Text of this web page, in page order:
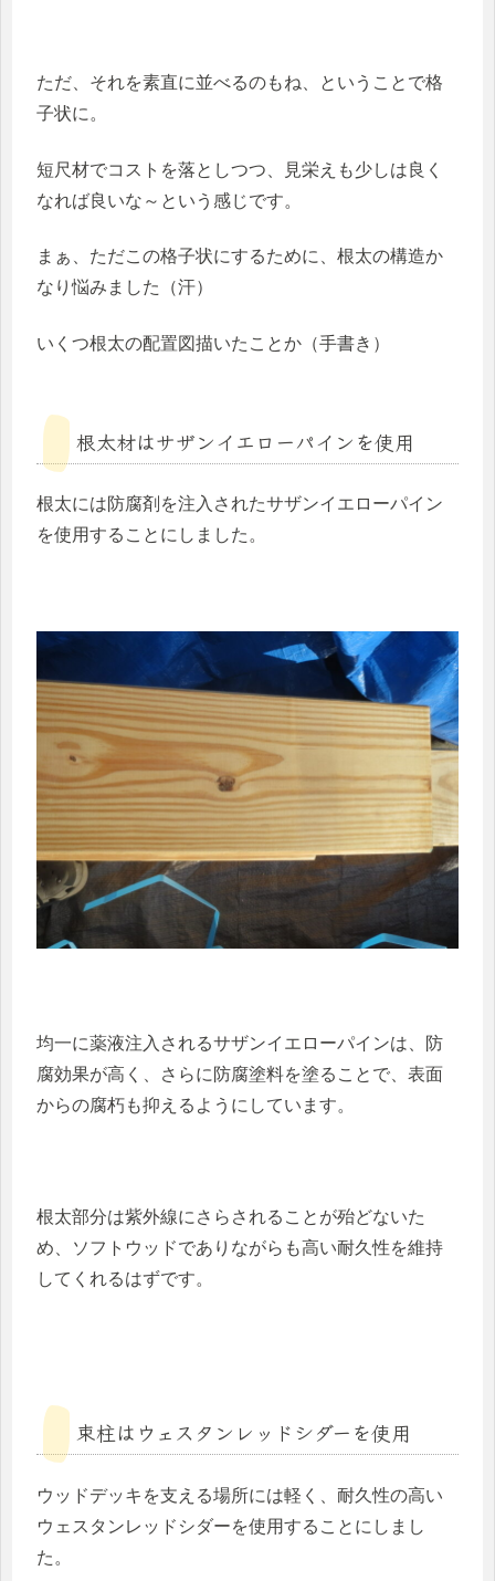
ただ、それを素直に並べるのもね、ということで格
子状に。
短尺材でコストを落としつつ、見栄えも少しは良く
なれば良いな～という感じです。
まぁ、ただこの格子状にするために、根太の構造か
なり悩みました（汗）
いくつ根太の配置図描いたことか（手書き）
根太材はサザンイエローパインを使用
根太には防腐剤を注入されたサザンイエローパイン
を使用することにしました。
均一に薬液注入されるサザンイエローパインは、防
腐効果が高く、さらに防腐塗料を塗ることで、表面
からの腐朽も抑えるようにしています。
根太部分は紫外線にさらされることが殆どないた
め、ソフトウッドでありながらも高い耐久性を維持
してくれるはずです。
束柱はウェスタンレッドシダーを使用
ウッドデッキを支える場所には軽く、耐久性の高い
ウェスタンレッドシダーを使用することにしまし
た。